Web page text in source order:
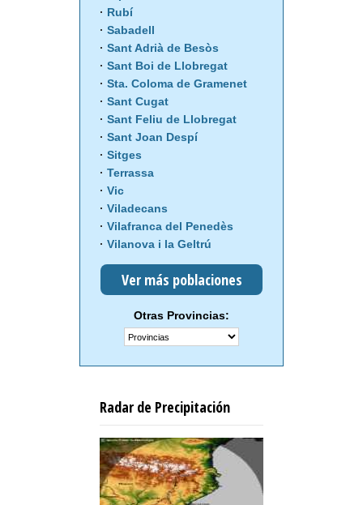
Rubí
Sabadell
Sant Adrià de Besòs
Sant Boi de Llobregat
Sta. Coloma de Gramenet
Sant Cugat
Sant Feliu de Llobregat
Sant Joan Despí
Sitges
Terrassa
Vic
Viladecans
Vilafranca del Penedès
Vilanova i la Geltrú
Ver más poblaciones
Otras Provincias:
Radar de Precipitación